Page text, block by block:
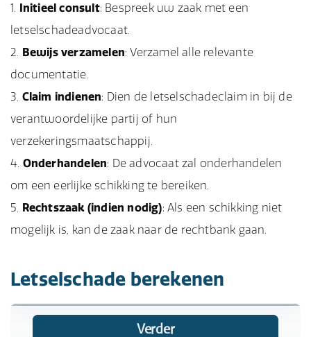
Initieel consult: Bespreek uw zaak met een
letselschadeadvocaat.
Bewijs verzamelen: Verzamel alle relevante
documentatie.
Claim indienen: Dien de letselschadeclaim in bij de
verantwoordelijke partij of hun
verzekeringsmaatschappij.
Onderhandelen: De advocaat zal onderhandelen
om een eerlijke schikking te bereiken.
Rechtszaak (indien nodig): Als een schikking niet
mogelijk is, kan de zaak naar de rechtbank gaan.
Letselschade berekenen